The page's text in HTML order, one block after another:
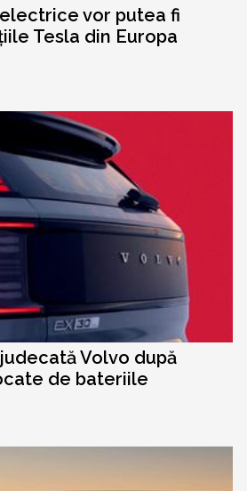
vor putea fi
Tesla din Europa
Volvo după
de bateriile